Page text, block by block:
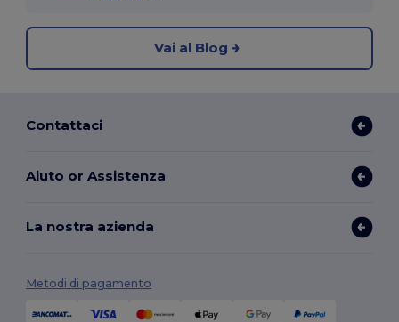
Vai al Blog
Contattaci
Aiuto or Assistenza
La nostra azienda
Metodi di pagamento